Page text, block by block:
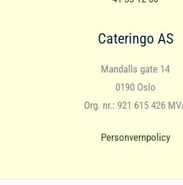
Cateringo AS
Mandalls gate 14
0190 Oslo
Org. nr.: 921 615 426
Personvernpolicy